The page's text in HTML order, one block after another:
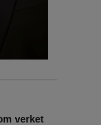
verket